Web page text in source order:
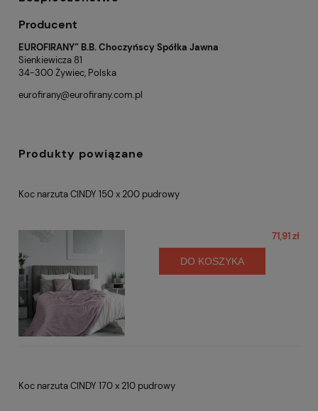
Producent
EUROFIRANY” B.B. Choczyńscy Spółka Jawna
Sienkiewicza 81
34-300 Żywiec, Polska
eurofirany@eurofirany.com.pl
Produkty powiązane
Koc narzuta CINDY 150 x 200 pudrowy
71,91 zł
DO KOSZYKA
Koc narzuta CINDY 170 x 210 pudrowy